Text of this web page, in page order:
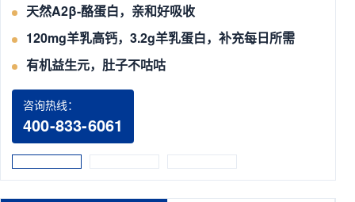
天然A2β-酪蛋白，亲和好吸收
120mg羊乳高钙，3.2g羊乳蛋白，补充每日所需
有机益生元，肚子不咕咕
咨询热线：
400-833-6061